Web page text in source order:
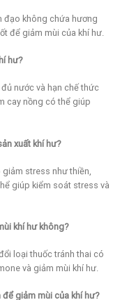
đạo không chứa hương
để giảm mùi của khí hư.
hư?
nước và hạn chế thức
cay nồng có thể giúp
xuất khí hư?
stress như thiền,
giúp kiểm soát stress và
khí hư không?
loại thuốc tránh thai có
và giảm mùi khí hư.
giảm mùi của khí hư?